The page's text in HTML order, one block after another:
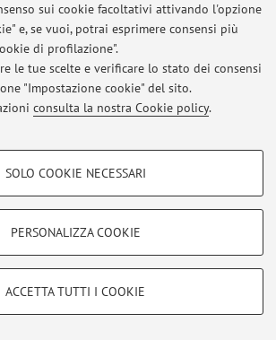
sui cookie facoltativi attivando l'opzione
e, se vuoi, potrai esprimere consensi più
di profilazione".
le tue scelte e verificare lo stato dei consensi
"Impostazione cookie" del sito.
consulta la nostra Cookie policy.
- FACOLTATIVI
NECESSARI
utilizzati, a titolo esemplificativo, per il corretto
SOLO COOKIE NECESSARI
PERSONALIZZA COOKIE
ACCETTA TUTTI I COOKIE
per gestire tutti i contenuti del sito.
STUDIORUM - Università di Bologna - Via
Bologna - Partita IVA: 01131710376
|Note legali|Impostazioni Cookie